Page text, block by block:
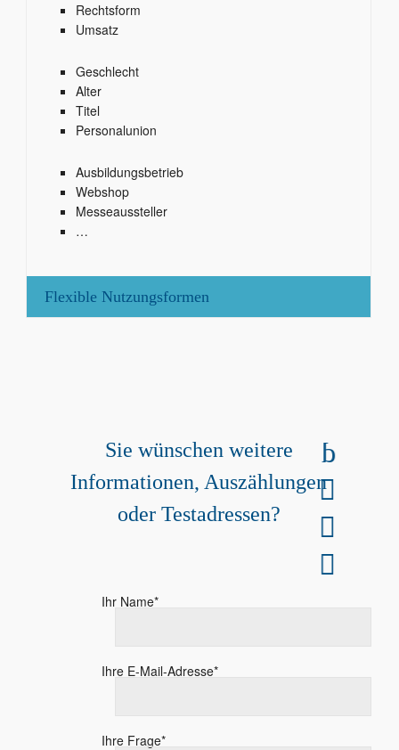
Rechtsform
Umsatz
Geschlecht
Alter
Titel
Personalunion
Ausbildungsbetrieb
Webshop
Messeaussteller
…
Flexible Nutzungsformen
Sie wünschen weitere
Informationen, Auszählungen
oder Testadressen?
0511 / 606 77 77 0
anfragen@interfon-adress.de
Gratis Testadressen
Ihr Name*
Ihre E-Mail-Adresse*
Ihre Frage*